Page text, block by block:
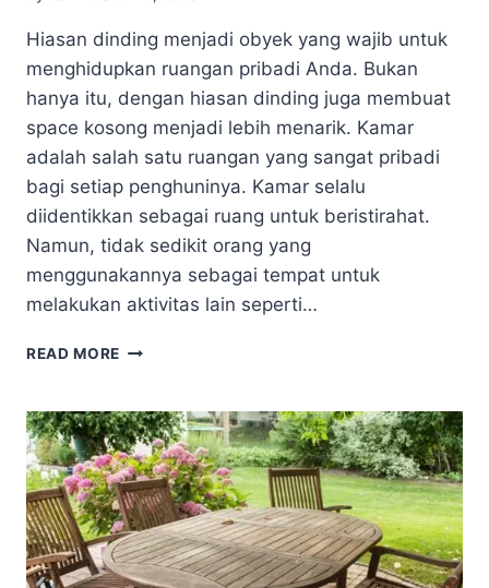
Hiasan dinding menjadi obyek yang wajib untuk
menghidupkan ruangan pribadi Anda. Bukan
hanya itu, dengan hiasan dinding juga membuat
space kosong menjadi lebih menarik. Kamar
adalah salah satu ruangan yang sangat pribadi
bagi setiap penghuninya. Kamar selalu
diidentikkan sebagai ruang untuk beristirahat.
Namun, tidak sedikit orang yang
menggunakannya sebagai tempat untuk
melakukan aktivitas lain seperti…
READ MORE HIASAN
COCOK
UNTUK
SUASANA
KAMAR
LEBIH
HIDUP